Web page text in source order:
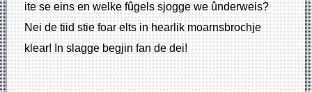
ite se eins en welke fûgels sjogge we ûnderweis?
Nei de tiid stie foar elts in hearlik moarnsbrochje
klear! In slagge begjin fan de dei!